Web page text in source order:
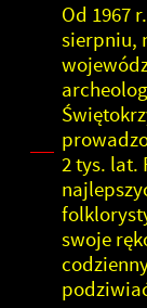
Od 1967
sierpniu,
2 tys. lat.
swoje